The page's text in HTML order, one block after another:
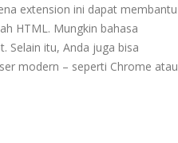
extension ini dapat membantu
HTML. Mungkin bahasa
Selain itu, Anda juga bisa
modern – seperti Chrome atau